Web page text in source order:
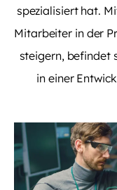
spezialisiert hat.
Mitarbeiter in der
steigern, befindet
in einer